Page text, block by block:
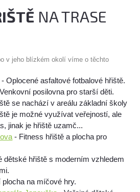
NA TRASE
v jeho blízkém okolí víme o těchto
- Oplocené asfaltové fotbalové hřiště.
posilovna pro starší děti.
se nachází v areálu základní školy
je možné využívat veřejností, ale
jinak je hřiště uzamč...
- Fitness hřiště a plocha pro
dětské hřiště s moderním vzhledem
plocha na míčové hry.